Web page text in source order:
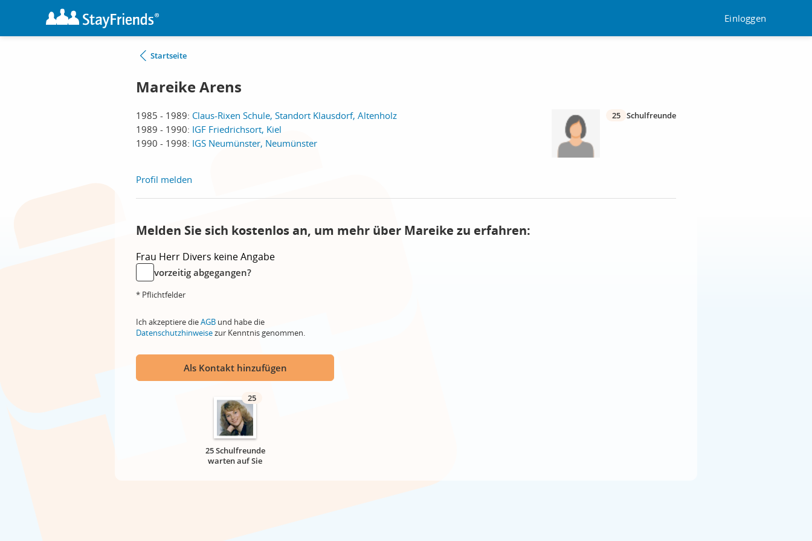
Einloggen
Startseite
Mareike Arens
1985 - 1989: Claus-Rixen Schule, Standort Klausdorf, Altenholz
1989 - 1990: IGF Friedrichsort, Kiel
1990 - 1998: IGS Neumünster, Neumünster
25 Schulfreunde
Profil melden
Melden Sie sich kostenlos an, um mehr über Mareike zu erfahren:
Frau Herr Divers keine Angabe
vorzeitig abgegangen?
* Pflichtfelder
Ich akzeptiere dieAGB und habe die
Datenschutzhinweisezur Kenntnis genommen.
Als Kontakt hinzufügen
25
25 Schulfreunde
warten auf Sie